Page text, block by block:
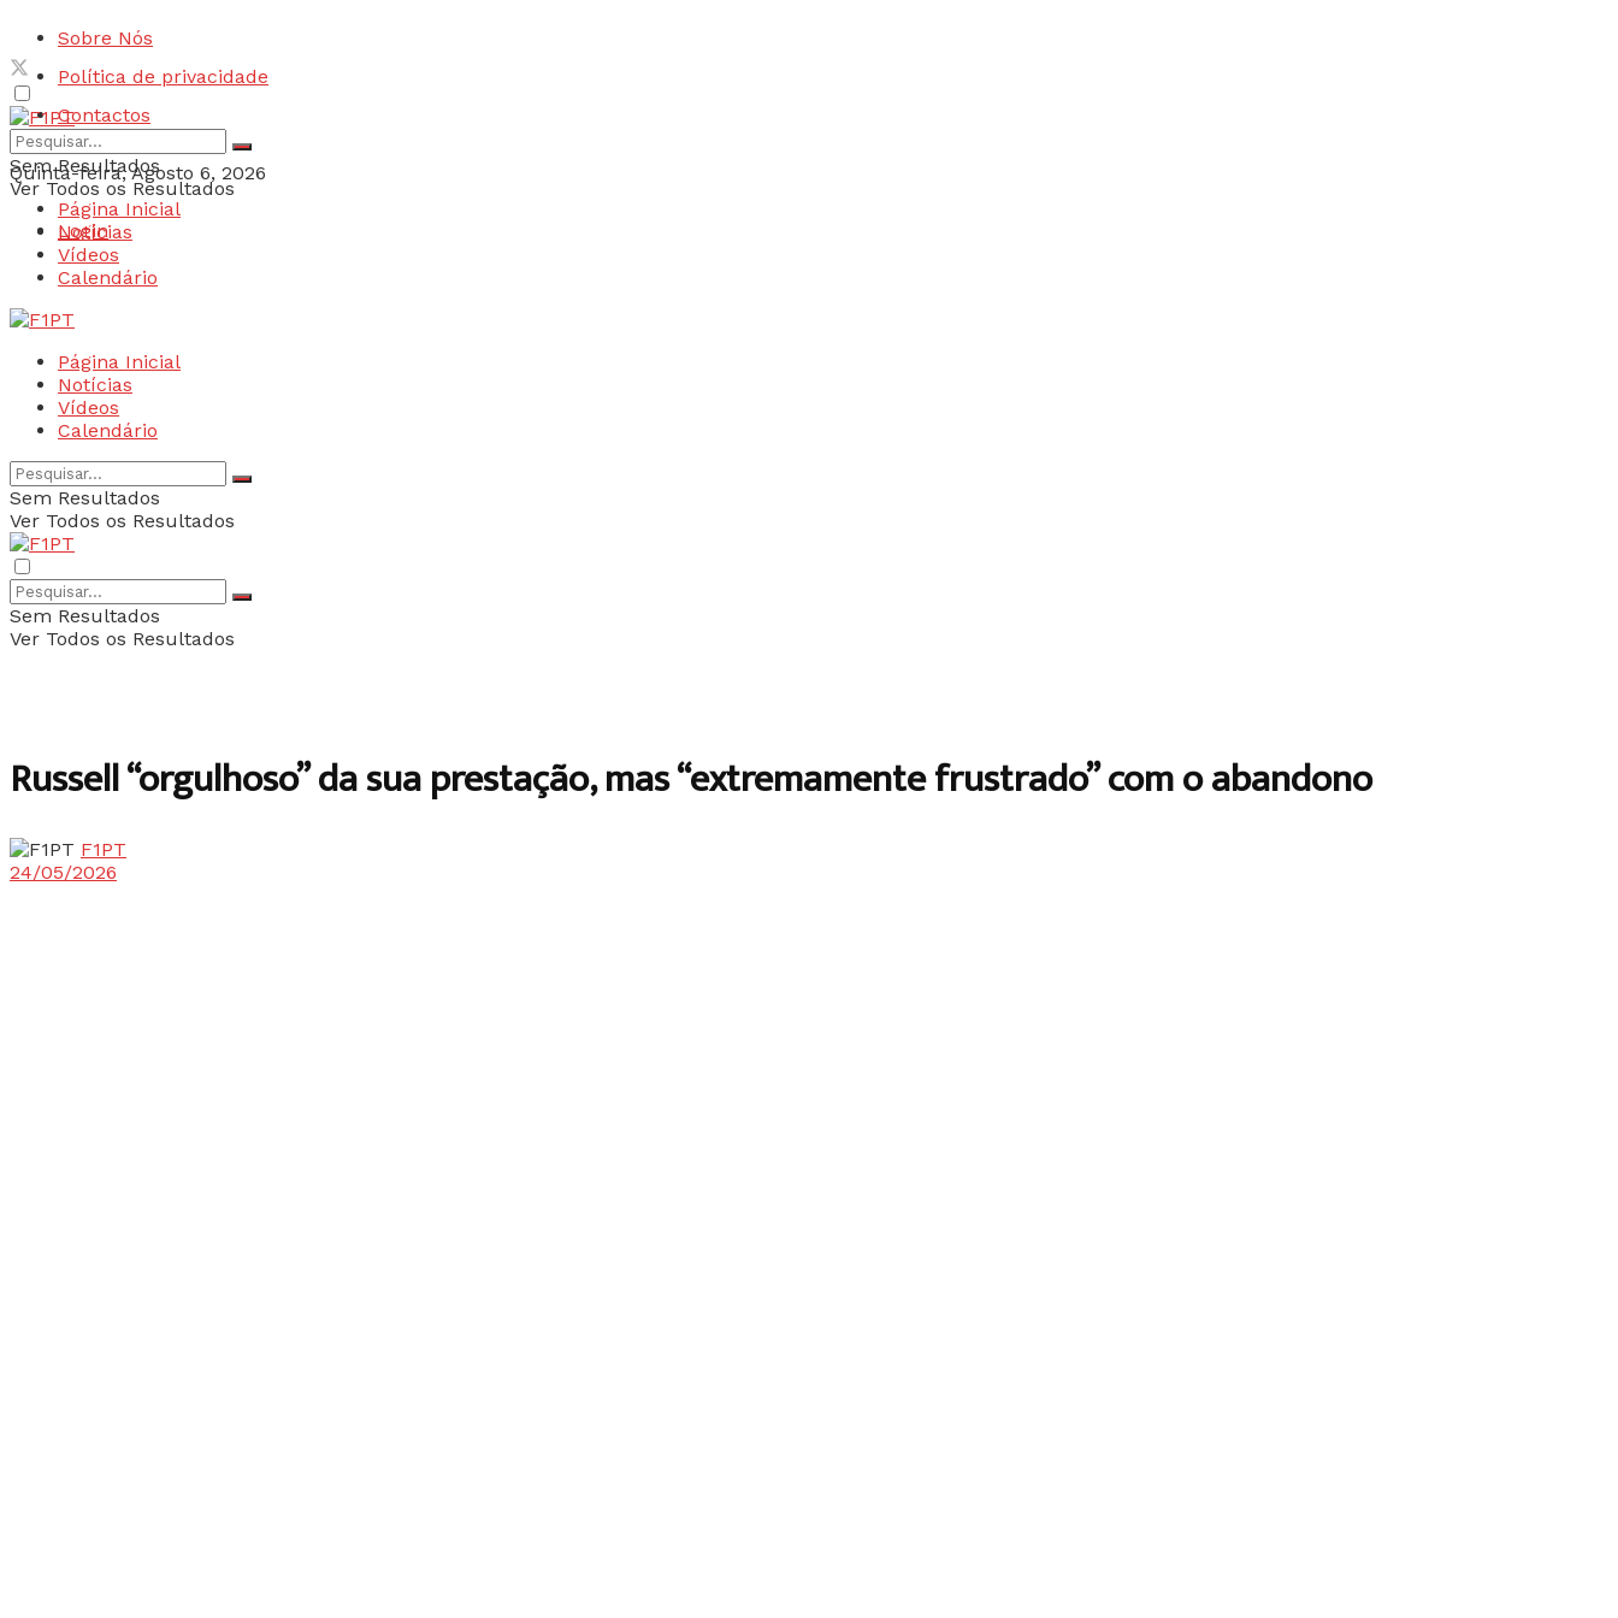
Sobre Nós
Política de privacidade
Contactos
Quinta-feira, Agosto 6, 2026
Login
Sem Resultados
Ver Todos os Resultados
Página Inicial
Notícias
Vídeos
Calendário
Página Inicial
Notícias
Vídeos
Calendário
Sem Resultados
Ver Todos os Resultados
Sem Resultados
Ver Todos os Resultados
Russell “orgulhoso” da sua prestação, mas “extremamente frustrado” com o abandono
F1PT
24/05/2026